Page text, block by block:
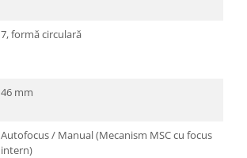
7, formă circulară
46 mm
Autofocus / Manual (Mecanism MSC cu focus
intern)